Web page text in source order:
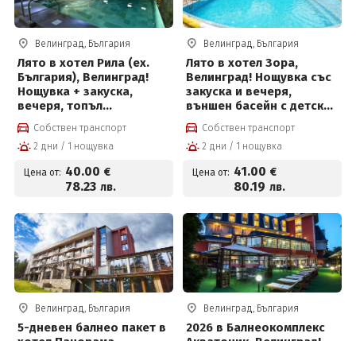
Велинград, България
Лято в хотел Рила (ех.
България), Велинград!
Нощувка + закуска,
вечеря, топъл
минерален басейн и СПА
пакетСобствен транспорт
2 дни / 1 нощувка
Цена от: 40.00 €
78.23 лв.
Велинград, България
Лято в хотел Зора,
Велинград! Нощувка със
закуска и вечеря,
външен басейн с детска
част, мини футболно и
волейболно игрище,
билярд и тенис на маса
за 41 € на човек
Собствен транспорт
2 дни / 1 нощувка
Цена от: 41.00 €
80.19 лв.
Велинград, България
5-дневен балнео пакет в
Велинград, България
2026 в Балнеокомплекс